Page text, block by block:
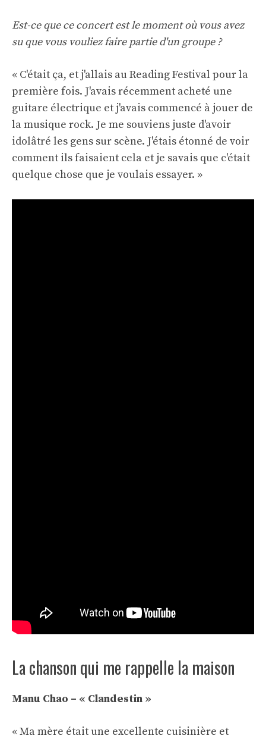
Est-ce que ce concert est le moment où vous avez
su que vous vouliez faire partie d'un groupe ?
« C'était ça, et j'allais au Reading Festival pour la
première fois. J'avais récemment acheté une
guitare électrique et j'avais commencé à jouer de
la musique rock. Je me souviens juste d'avoir
idolâtré les gens sur scène. J'étais étonné de voir
comment ils faisaient cela et je savais que c'était
quelque chose que je voulais essayer. »
La chanson qui me rappelle la maison
Manu Chao – « Clandestin »
« Ma mère était une excellente cuisinière et